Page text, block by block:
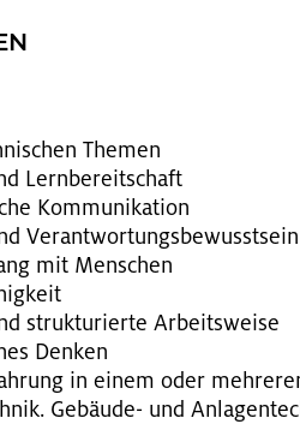
The­men
Lern­be­reit­schaft
Kom­mu­ni­ka­ti­on
Ver­ant­wor­tungs­be­wusst­sein
mit Men­schen
struk­tu­rier­te Ar­beits­wei­se
Den­ken
in einem oder
Ge­bäu­de- und